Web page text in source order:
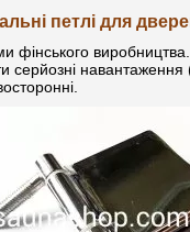
петлі для
фінського
серйозні